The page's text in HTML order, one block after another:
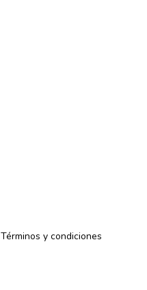
Términos y condiciones